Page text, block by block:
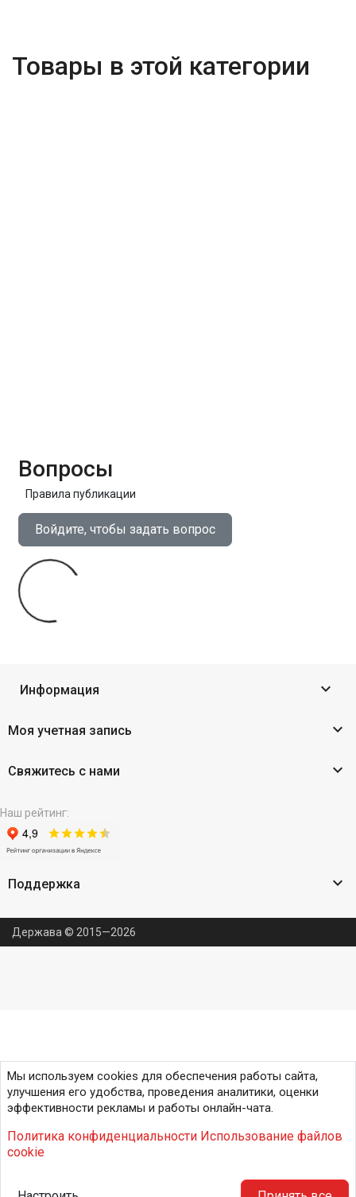
Товары в этой категории
Вопросы
Правила публикации
Войдите, чтобы задать вопрос
Информация 
Моя учетная запись 
Свяжитесь с нами 
Наш рейтинг:
Поддержка 
Держава © 2015—2026
Мы используем cookies для обеспечения работы сайта,
улучшения его удобства, проведения аналитики, оценки
эффективности рекламы и работы онлайн-чата.
Политика конфиденциальности Использование файлов
cookie